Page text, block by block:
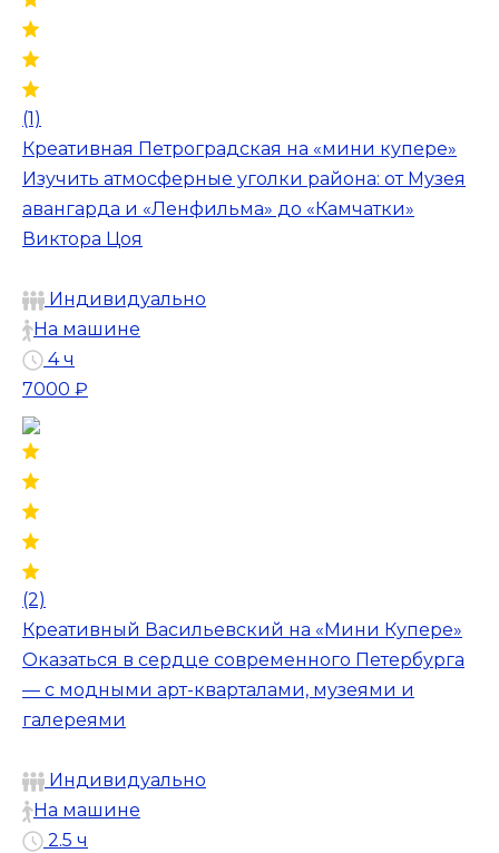
(1)
Креативная Петроградская на «мини купере»
Изучить атмосферные уголки района: от Музея
авангарда и «Ленфильма» до «Камчатки»
Виктора Цоя
Индивидуально
На машине
4 ч
7000 ₽
(2)
Креативный Васильевский на «Мини Купере»
Оказаться в сердце современного Петербурга
— с модными арт-кварталами, музеями и
галереями
Индивидуально
На машине
2.5 ч